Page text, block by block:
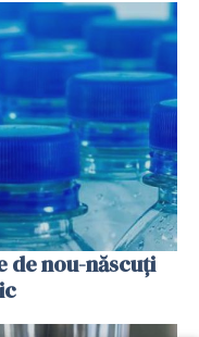
de nou-născuți